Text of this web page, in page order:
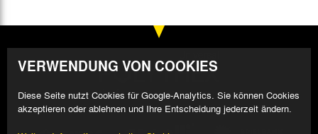
VERWENDUNG VON COOKIES
Diese Seite nutzt Cookies für Google-Analytics. Sie können Cookies
akzeptieren oder ablehnen und Ihre Entscheidung jederzeit ändern.